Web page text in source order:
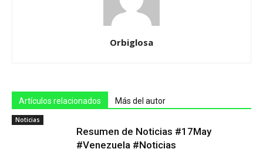
Orbiglosa
Artículos relacionados Más del autor
Noticias
Resumen de Noticias #17May
#Venezuela #Noticias